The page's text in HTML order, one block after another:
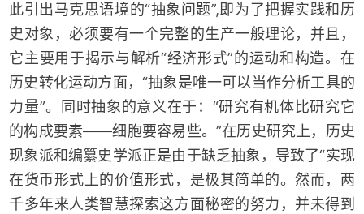
此引出马克思语境的“抽象问题”,即为了把握实践和历
史对象，必须要有一个完整的生产一般理论，并且，
它主要用于揭示与解析“经济形式”的运动和构造。在
历史转化运动方面，“抽象是唯一可以当作分析工具的
力量”。同时抽象的意义在于：“研究有机体比研究它
的构成要素——细胞要容易些。”在历史研究上，历史
现象派和编纂史学派正是由于缺乏抽象，导致了“实现
在货币形式上的价值形式，是极其简单的。然而，两
千多年来人类智慧探索这方面秘密的努力，并未得到